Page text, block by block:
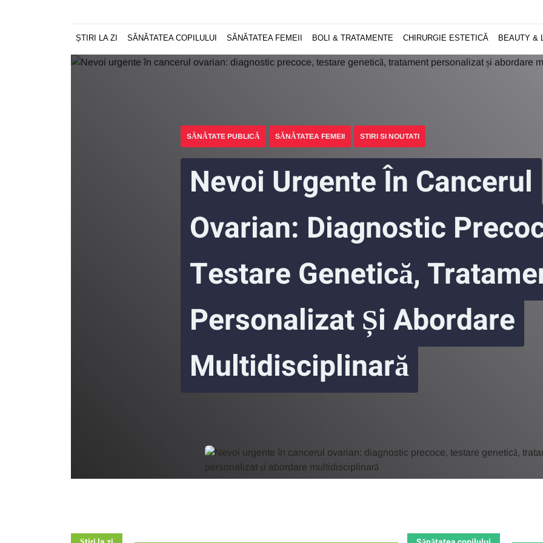
ȘTIRI LA ZI SĂNĂTATEA COPILULUI SĂNĂTATEA FEMEII BOLI & TRATAMENTE CHIRURGIE ESTETICĂ BEAUTY &
SĂNĂTATE PUBLICĂ SĂNĂTATEA FEMEII STIRI SI NOUTATI
Nevoi Urgente În Cancerul
Ovarian: Diagnostic
Testare Genetică,
Personalizat Și Abordare
Multidisciplinară